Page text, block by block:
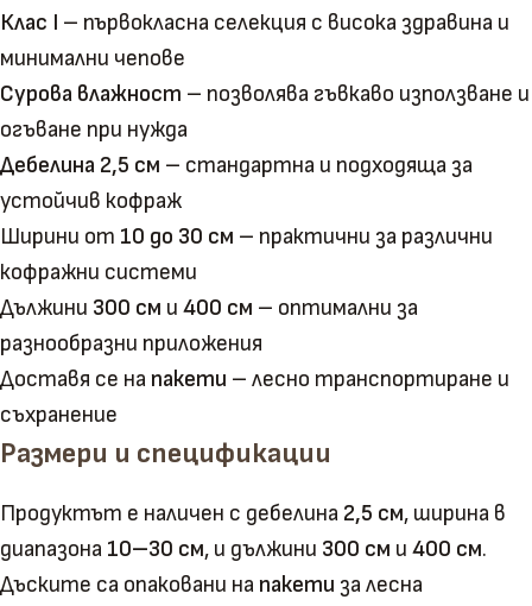
Клас I – първокласна селекция с висока здравина и
минимални чепове
Сурова влажност – позволява гъвкаво използване и
огъване при нужда
Дебелина 2,5 см – стандартна и подходяща за
устойчив кофраж
Ширини от 10 до 30 см – практични за различни
кофражни системи
Дължини 300 см и 400 см – оптимални за
разнообразни приложения
Доставя се на пакети – лесно транспортиране и
съхранение
Размери и спецификации
Продуктът е наличен с дебелина 2,5 см, ширина в
диапазона 10–30 см, и дължини 300 см и 400 см.
Дъските са опаковани на пакети за лесна